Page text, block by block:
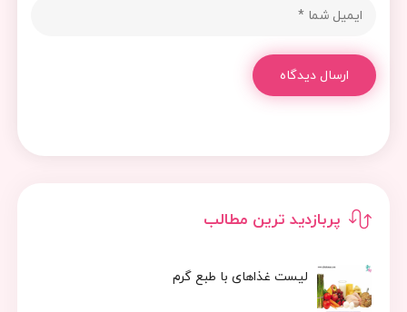
پربازدید ترین مطالب
لیست غذاهای با طبع گرم
ارسال دیدگاه